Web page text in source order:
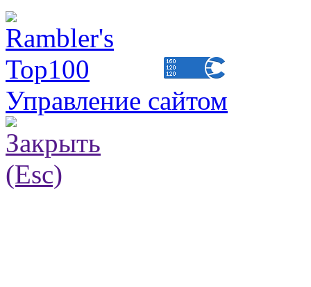
Управление сайтом